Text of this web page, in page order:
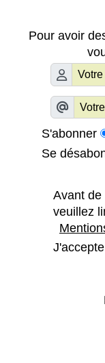
Pour avoir
S'abonner
Se
Avant de
veuillez